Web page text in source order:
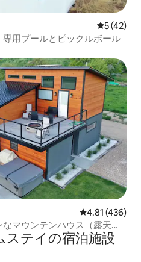
レビュー
5 (42)
用プールとピックルボール
レビュー436
4.81 (436)
マウンテンハウス（露天風
ステイの宿泊施設